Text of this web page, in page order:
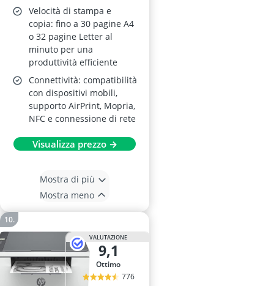
Velocità di stampa e
copia: fino a 30 pagine A4
o 32 pagine Letter al
minuto per una
produttività efficiente
Connettività: compatibilità
con dispositivi mobili,
supporto AirPrint, Mopria,
NFC e connessione di rete
Visualizza prezzo →
Mostra di più
Mostra meno
VALUTAZIONE
9,1
Ottimo
776